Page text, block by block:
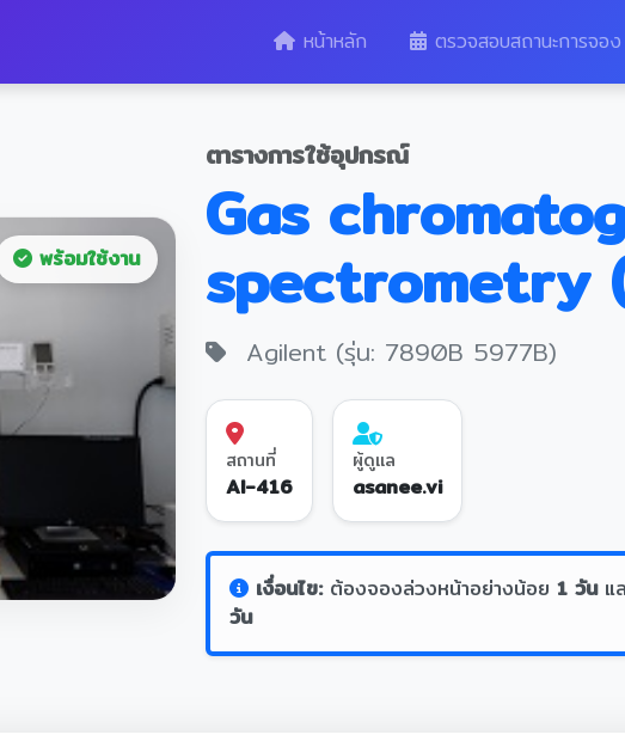
หน้าหลัก ตรวจสอบสถานะการจอง
พร้อมใช้งาน
ตารางการใช้อุปกรณ์
Gas
spectrometry
Agilent (รุ่น: 7890B 5977B)
สถานที่
AI-416
ผู้ดูแล
asanee.vi
เงื่อนไข:ต้องจองล่วงหน้าอย่างน้อย 1 วันแ
วัน